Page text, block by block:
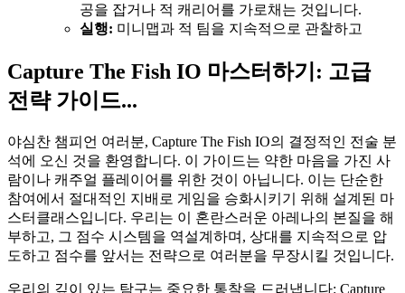
공을 잡거나 적 캐리어를 가로채는 것입니다.
실행: 미니맵과 적 팀을 지속적으로 관찰하고
Capture The Fish IO 마스터하기: 고급
전략 가이드...
야심찬 챔피언 여러분, Capture The Fish IO의 결정적인 전술 분
석에 오신 것을 환영합니다. 이 가이드는 약한 마음을 가진 사
람이나 캐주얼 플레이어를 위한 것이 아닙니다. 이는 단순한
참여에서 절대적인 지배로 게임을 승화시키기 위해 설계된 마
스터클래스입니다. 우리는 이 혼란스러운 아레나의 본질을 해
부하고, 그 점수 시스템을 역설계하며, 상대를 지속적으로 압
도하고 점수를 앞서는 전략으로 여러분을 무장시킬 것입니다.
우리의 깊이 있는 탐구는 중요한 통찰을 드러냅니다: Capture